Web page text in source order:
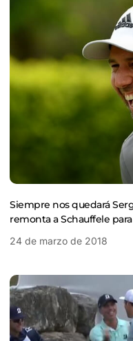
Siempre nos quedará
remonta a Schauffele
24 de marzo de 2018